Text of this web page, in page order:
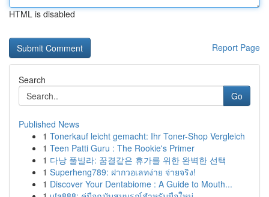
HTML is disabled
Report Page
Search
Go
Published News
1 Tonerkauf leicht gemacht: Ihr Toner-Shop Vergleich
1 Teen Patti Guru : The Rookie's Primer
1 다낭 풀빌라: 꿈결같은 휴가를 위한 완벽한 선택
1 Superheng789: ฝากวอเลทง่าย จ่ายจริง!
1 Discover Your Dentabiome : A Guide to Mouth...